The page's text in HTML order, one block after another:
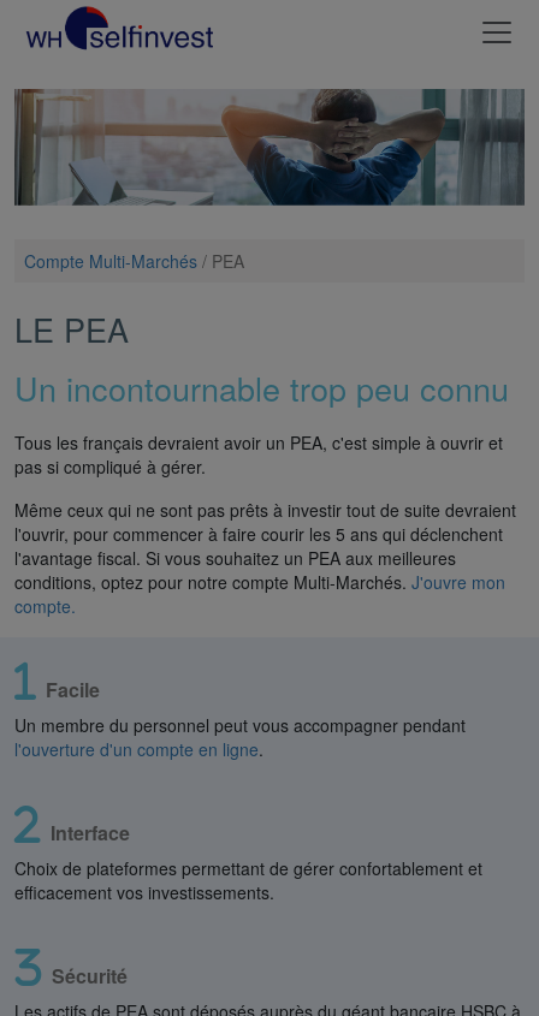
Compte Multi-Marchés / PEA
LE PEA
Un incontournable trop peu connu
Tous les français devraient avoir un PEA, c'est simple à ouvrir et
pas si compliqué à gérer.
Même ceux qui ne sont pas prêts à investir tout de suite devraient
l'ouvrir, pour commencer à faire courir les 5 ans qui déclenchent
l'avantage fiscal. Si vous souhaitez un PEA aux meilleures
conditions, optez pour notre compte Multi-Marchés. J'ouvre mon
compte.
Facile
Un membre du personnel peut vous accompagner pendant
l'ouverture d'un compte en ligne.
Interface
Choix de plateformes permettant de gérer confortablement et
efficacement vos investissements.
Sécurité
Les actifs de PEA sont déposés auprès du géant bancaire HSBC à